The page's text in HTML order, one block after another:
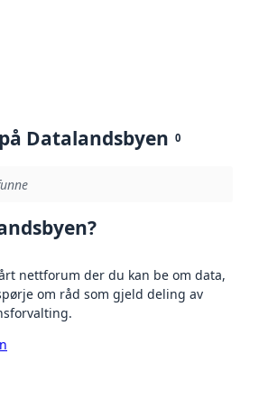
Datalandsbyen 0
nettforum der du kan be om data,
om råd som gjeld deling av